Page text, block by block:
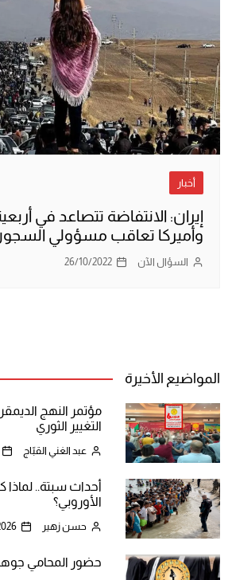
أخبار
إيران: الانتفاضة تتصاعد في
وأميركا تعاقب مسؤولي
السؤال الآن 26/10/2022
المواضيع الأخيرة
مؤتمر النهج
التغيير الثوري
عبد الغني القبّاج
أحداث سبتة.. لماذا
الأوروبي؟
حسن زهير
حضور المحامي